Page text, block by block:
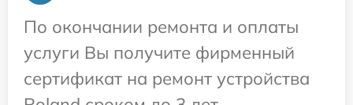
По окончании ремонта и оплаты
услуги Вы получите фирменный
сертификат на ремонт устройства